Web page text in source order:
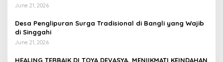
June 21, 2026
Desa Penglipuran Surga Tradisional di Bangli yang Wajib
di Singgahi
June 21, 2026
HEALING TERBAIK DI TOYA DEVASYA, MENIIKMATI KEINDAHAN